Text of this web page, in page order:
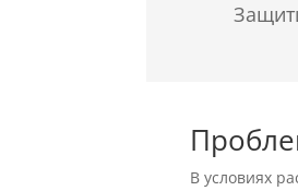
В условиях